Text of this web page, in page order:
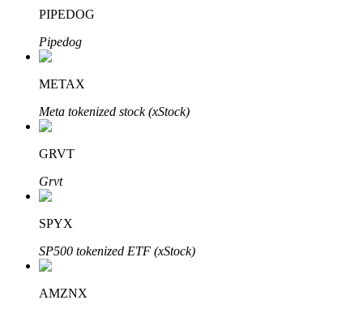
Parceiros Bitrue
Afiliados Bitrue
Até 65% de comissões!
PIPEDOG
Pipedog
METAX
Meta tokenized stock (xStock)
GRVT
Grvt
SPYX
SP500 tokenized ETF (xStock)
AMZNX